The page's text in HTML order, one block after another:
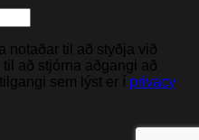
notaðar til að styðja við
að stjórna aðgangi að
sem lýst er í privacy